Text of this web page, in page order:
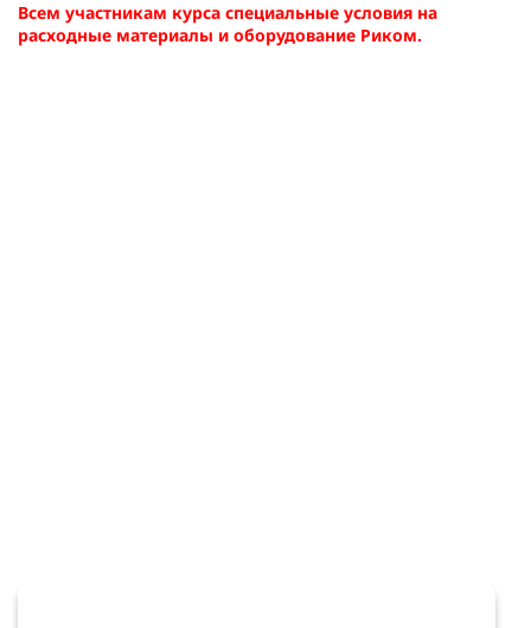
Всем участникам курса специальные условия на
расходные материалы и оборудование Риком.